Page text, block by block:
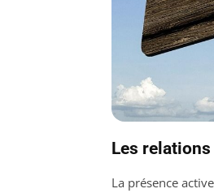
Les relations
La présence